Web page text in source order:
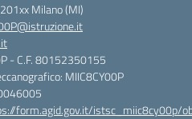
201xx Milano (MI)
- C.F. 80152350155
MIIC8CY00P
form.agid.gov.it/istsc_miic8cy00p/